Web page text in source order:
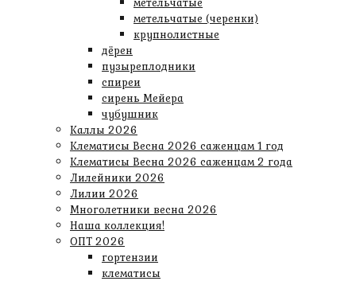
метельчатые (черенки)
крупнолистные
дёрен
пузыреплодники
спиреи
сирень Мейера
чубушник
Каллы 2026
Клематисы Весна 2026 саженцам 1 год
Клематисы Весна 2026 саженцам 2 года
Лилейники 2026
Лилии 2026
Многолетники весна 2026
Наша коллекция!
ОПТ 2026
гортензии
клематисы